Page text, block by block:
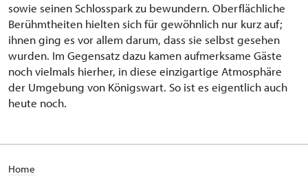
sowie seinen Schlosspark zu bewundern. Oberflächliche
Berühmtheiten hielten sich für gewöhnlich nur kurz auf;
ihnen ging es vor allem darum, dass sie selbst gesehen
wurden. Im Gegensatz dazu kamen aufmerksame Gäste
noch vielmals hierher, in diese einzigartige Atmosphäre
der Umgebung von Königswart. So ist es eigentlich auch
heute noch.
Home